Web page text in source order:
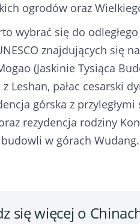
ogrodów oraz
wybrać się do
znajdujących się
(Jaskinie Tysiąca
Leshan, pałac cesarski
górska z
rezydencja rodziny
w górach Wudang.
się więcej o